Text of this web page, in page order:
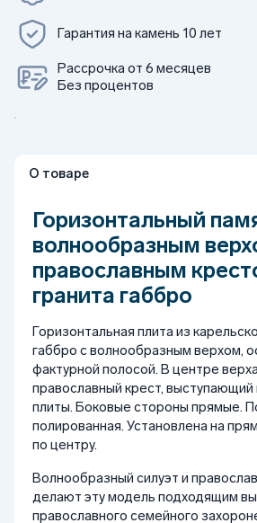
Гарантия на камень 10 лет
Рассрочка от 6 месяцев
Без процентов
О товаре
Горизонтальный
волнообразным
православным
гранита габбро
Горизонтальная плита из
габбро с волнообразным верхом,
фактурной полосой. В центре
православный крест,
плиты. Боковые стороны прямые.
полированная. Установлена на
по центру.
Волнообразный силуэт и
делают эту модель подходящим
православного семейного